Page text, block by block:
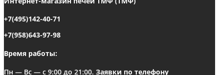
+7(495)142-40-71
+7(958)643-97-98
Время работы:
Пн — Вс — с 9:00 до 21:00. Заявки по телефону